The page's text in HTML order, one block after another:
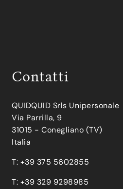
Contatti
QUIDQUID Srls Unipersonale
Via Parrilla, 9
31015 - Conegliano (TV)
Italia
T: +39 375 5602855
T: +39 329 9298985